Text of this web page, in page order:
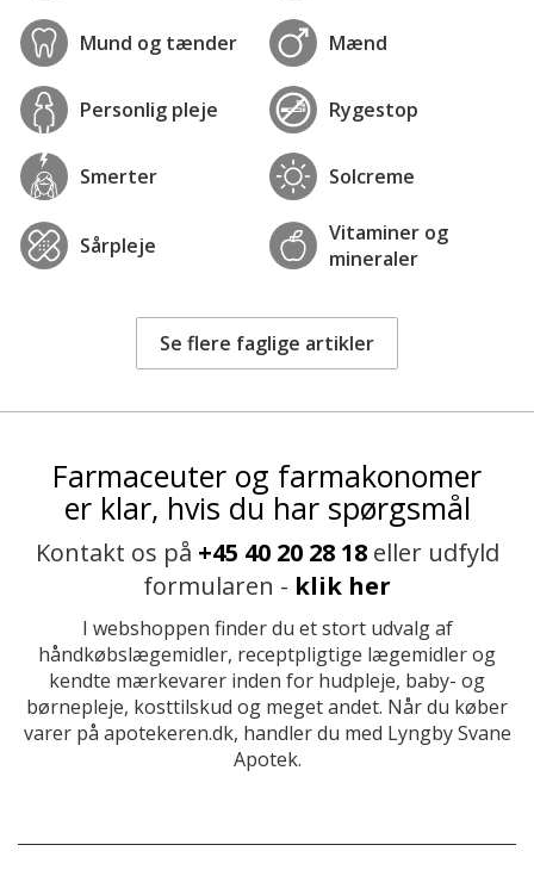
Mund og tænder Mænd
Personlig pleje Rygestop
Smerter Solcreme
Sårpleje
Vitaminer og
mineraler
Se flere faglige artikler
Farmaceuter og farmakonomer
er klar, hvis du har spørgsmål
Kontakt os på +45 40 20 28 18eller udfyld
formularen - klik her
I webshoppen finder du et stort udvalg af
håndkøbslægemidler, receptpligtige lægemidler og
kendte mærkevarer inden for hudpleje, baby- og
børnepleje, kosttilskud og meget andet. Når du køber
varer på apotekeren.dk, handler du med Lyngby Svane
Apotek.